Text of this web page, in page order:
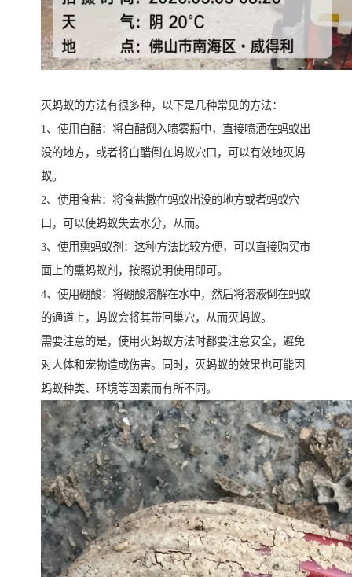
灭蚂蚁的方法有很多种，以下是几种常见的方法：
1、使用白醋：将白醋倒入喷雾瓶中，直接喷洒在蚂蚁出
没的地方，或者将白醋倒在蚂蚁穴口，可以有效地灭蚂
蚁。
2、使用食盐：将食盐撒在蚂蚁出没的地方或者蚂蚁穴
口，可以使蚂蚁失去水分，从而。
3、使用熏蚂蚁剂：这种方法比较方便，可以直接购买市
面上的熏蚂蚁剂，按照说明使用即可。
4、使用硼酸：将硼酸溶解在水中，然后将溶液倒在蚂蚁
的通道上，蚂蚁会将其带回巢穴，从而灭蚂蚁。
需要注意的是，使用灭蚂蚁方法时都要注意安全，避免
对人体和宠物造成伤害。同时，灭蚂蚁的效果也可能因
蚂蚁种类、环境等因素而有所不同。